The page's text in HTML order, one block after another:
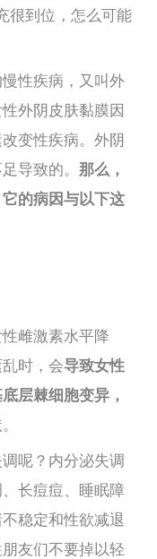
很到位，怎么可能
性疾病，又叫外
外阴皮肤黏膜因
变性疾病。外阴
导致的。 那么，
的病因与以下这
雌激素水平降
时，会导致女性
层棘细胞变异，
呢？内分泌失调
长痘痘、睡眠障
稳定和性欲减退
友们不要掉以轻